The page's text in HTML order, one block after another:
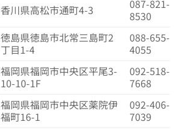
香川県高松市通町4-3
087-821-
8530
徳島県徳島市北常三島町2
丁目1-4
088-655-
4055
福岡県福岡市中央区平尾3-
10-10-1F
092-518-
7668
福岡県福岡市中央区薬院伊
福町16-1
092-406-
7039